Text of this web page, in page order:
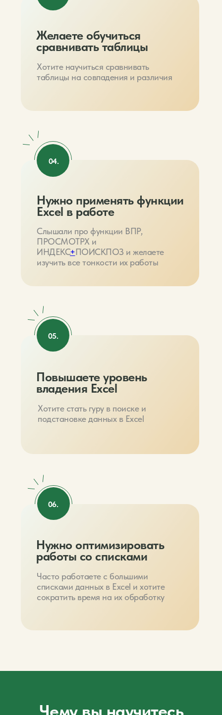
Хотите научиться сравнивать
таблицы на совпадения и различия
Желаете обучиться
сравнивать таблицы
Слышали про функции ВПР,
ПРОСМОТРХ и
ИНДЕКС+ПОИСКПОЗ и желаете
изучить все тонкости их работы
Нужно применять функции
Excel в работе
Хотите стать гуру в поиске и
подстановке данных в Excel
Повышаете уровень
владения Excel
Часто работаете с большими
списками данных в Excel и хотите
сократить время на их обработку
Нужно оптимизировать
работы со списками
06.
05.
04.